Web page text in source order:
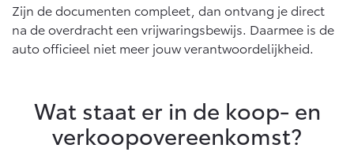
Land Cruiser (excl. BTW)
Vanaf € 89.986,-
Zijn de documenten compleet, dan ontvang je direct
na de overdracht een vrijwaringsbewijs. Daarmee is de
auto officieel niet meer jouw verantwoordelijkheid.
Wat staat er in de koop- en
verkoopovereenkomst?